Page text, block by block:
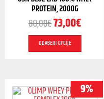
PROTEIN, 2000G
80,00€73,00€
ODABERI OPCIJE
9%